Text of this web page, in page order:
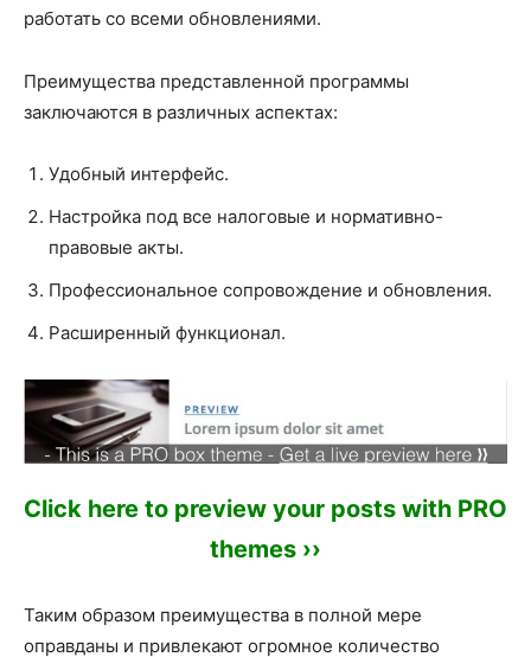
работать со всеми обновлениями.
Преимущества представленной программы
заключаются в различных аспектах:
Удобный интерфейс.
Настройка под все налоговые и нормативно-
правовые акты.
Профессиональное сопровождение и обновления.
Расширенный функционал.
Click here to preview your posts with PRO
themes ››
Таким образом преимущества в полной мере
оправданы и привлекают огромное количество